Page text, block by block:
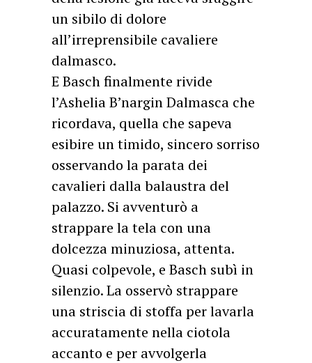
un sibilo di dolore
all’irreprensibile cavaliere
dalmasco.
E Basch finalmente rivide
l’Ashelia B’nargin Dalmasca che
ricordava, quella che sapeva
esibire un timido, sincero sorriso
osservando la parata dei
cavalieri dalla balaustra del
palazzo. Si avventurò a
strappare la tela con una
dolcezza minuziosa, attenta.
Quasi colpevole, e Basch subì in
silenzio. La osservò strappare
una striscia di stoffa per lavarla
accuratamente nella ciotola
accanto e per avvolgerla